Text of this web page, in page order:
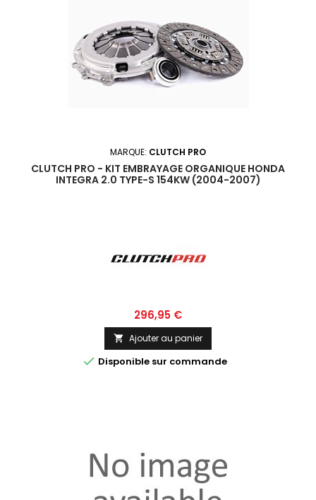
MARQUE: CLUTCH PRO
CLUTCH PRO - KIT EMBRAYAGE ORGANIQUE HONDA
INTEGRA 2.0 TYPE-S 154KW (2004-2007)
Prix
296,95 €
 Ajouter au panier
 Disponible sur commande